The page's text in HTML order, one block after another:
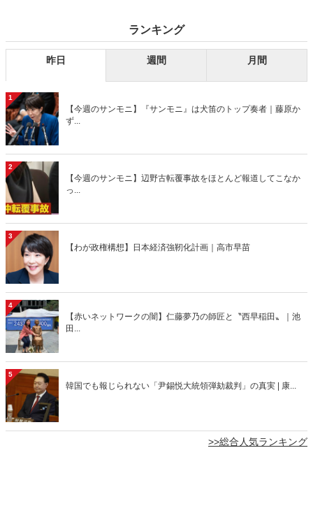
ランキング
昨日 週間 月間
1
【今週のサンモニ】『サンモニ』は犬笛のトップ奏者｜藤原か
ず...
2
【今週のサンモニ】辺野古転覆事故をほとんど報道してこなか
っ...
3
【わが政権構想】日本経済強靭化計画｜高市早苗
4
【赤いネットワークの闇】仁藤夢乃の師匠と〝西早稲田〟｜池
田...
5
韓国でも報じられない「尹錫悦大統領弾劾裁判」の真実 | 康...
>>総合人気ランキング